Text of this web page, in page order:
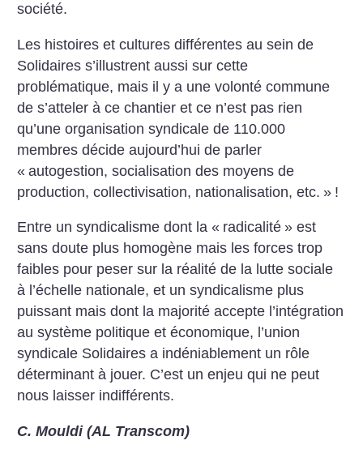
société.
Les histoires et cultures différentes au sein de
Solidaires s’illustrent aussi sur cette
problématique, mais il y a une volonté commune
de s’atteler à ce chantier et ce n’est pas rien
qu’une organisation syndicale de 110.000
membres décide aujourd’hui de parler
« autogestion, socialisation des moyens de
production, collectivisation, nationalisation, etc. » !
Entre un syndicalisme dont la « radicalité » est
sans doute plus homogène mais les forces trop
faibles pour peser sur la réalité de la lutte sociale
à l’échelle nationale, et un syndicalisme plus
puissant mais dont la majorité accepte l’intégration
au système politique et économique, l’union
syndicale Solidaires a indéniablement un rôle
déterminant à jouer. C’est un enjeu qui ne peut
nous laisser indifférents.
C. Mouldi (AL Transcom)